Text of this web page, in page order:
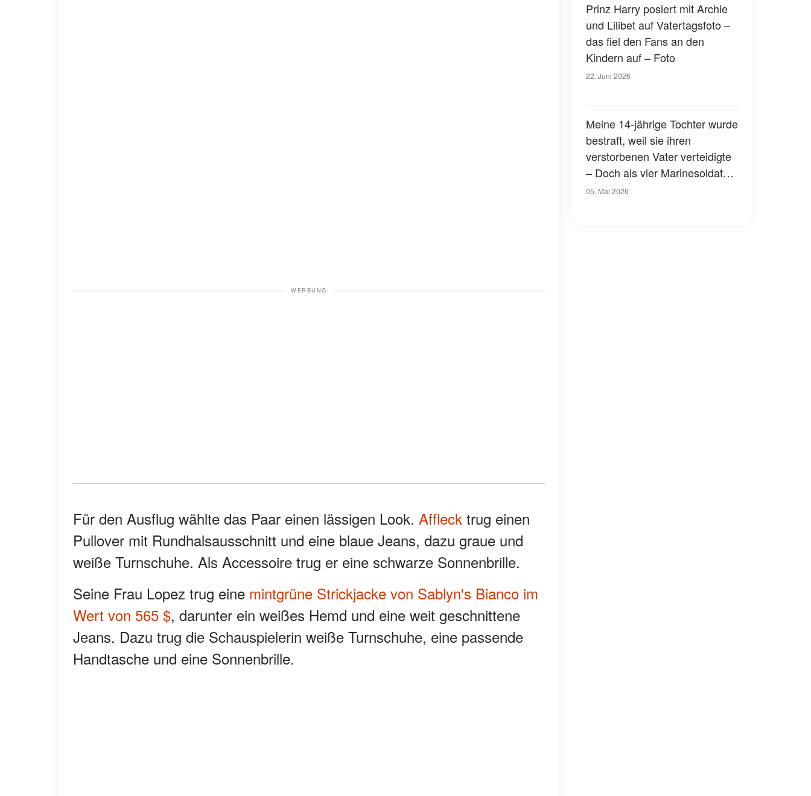
WERBUNG
Für den Ausflug wählte das Paar einen lässigen Look. Affleck trug einen
Pullover mit Rundhalsausschnitt und eine blaue Jeans, dazu graue und
weiße Turnschuhe. Als Accessoire trug er eine schwarze Sonnenbrille.
Seine Frau Lopez trug eine mintgrüne Strickjacke von Sablyn's Bianco im
Wert von 565 $, darunter ein weißes Hemd und eine weit geschnittene
Jeans. Dazu trug die Schauspielerin weiße Turnschuhe, eine passende
Handtasche und eine Sonnenbrille.
Prinz Harry posiert mit Archie
und Lilibet auf Vatertagsfoto –
das fiel den Fans an den
Kindern auf – Foto
22. Juni 2026
Meine 14-jährige Tochter wurde
bestraft, weil sie ihren
verstorbenen Vater verteidigte
– Doch als vier Marinesoldaten
die Schule betraten, herrschte
05. Mai 2026